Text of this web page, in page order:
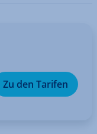
Zu den Tarifen